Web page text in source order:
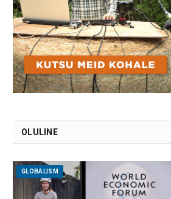
OLULINE
GLOBALISM